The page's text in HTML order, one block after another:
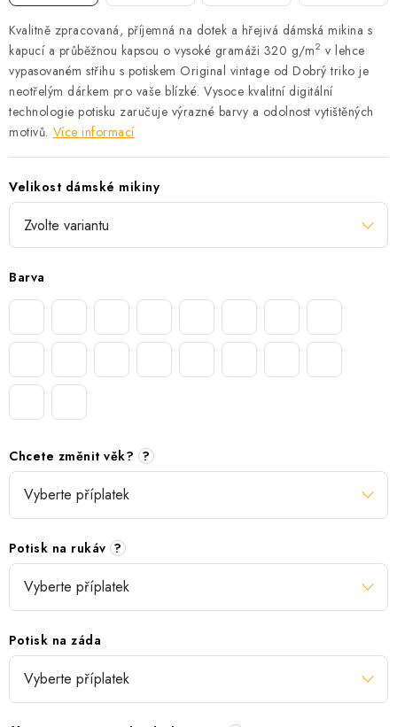
Kvalitně zpracovaná, příjemná na dotek a hřejivá dámská mikina s
kapucí a průběžnou kapsou o vysoké gramáži 320 g/m2 v lehce
vypasovaném střihu s potiskem Original vintage od Dobrý triko je
neotřelým dárkem pro vaše blízké. Vysoce kvalitní digitální
technologie potisku zaručuje výrazné barvy a odolnost vytištěných
motivů. Více informací
Velikost dámské mikiny
Barva
Chcete změnit věk? ?
Potisk na rukáv ?
Potisk na záda